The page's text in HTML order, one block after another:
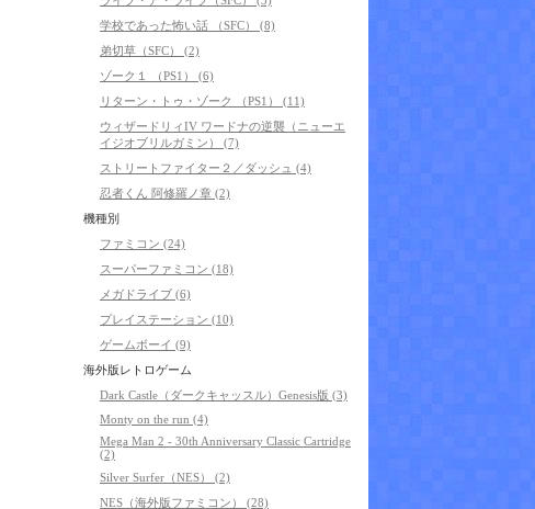
学校であった怖い話 （SFC） (8)
弟切草（SFC） (2)
ゾーク１ （PS1） (6)
リターン・トゥ・ゾーク （PS1） (11)
ウィザードリィIV ワードナの逆襲（ニューエ
イジオブリルガミン） (7)
ストリートファイター２／ダッシュ (4)
忍者くん 阿修羅ノ章 (2)
機種別
ファミコン (24)
スーパーファミコン (18)
メガドライブ (6)
プレイステーション (10)
ゲームボーイ (9)
海外版レトロゲーム
Dark Castle（ダークキャッスル）Genesis版 (3)
Monty on the run (4)
Mega Man 2 - 30th Anniversary Classic Cartridge
(2)
Silver Surfer（NES） (2)
NES（海外版ファミコン） (28)